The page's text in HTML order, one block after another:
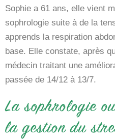
Sophie a 61 ans, elle vient
sophrologie suite à de la
apprends la respiration
base. Elle constate, après
médecin traitant une
passée de 14/12 à 13/7.
La sophrologie
la gestion du